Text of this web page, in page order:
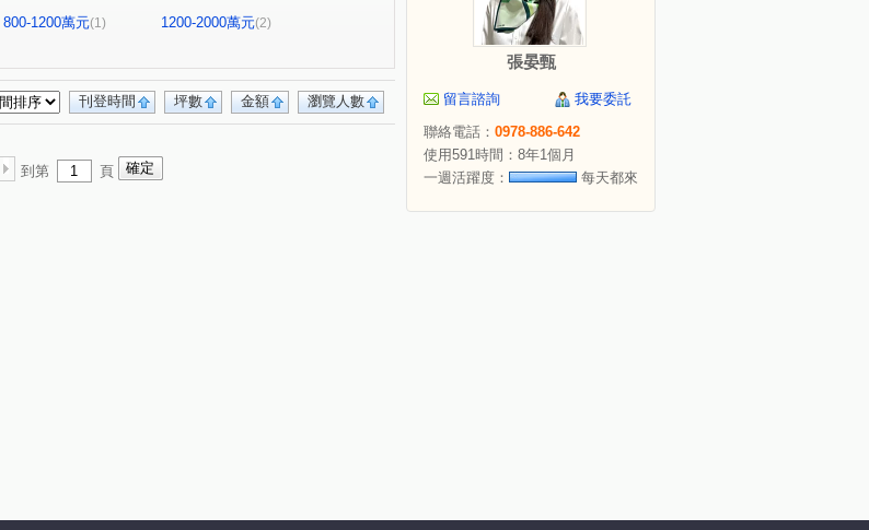
800-1200萬元(1) 1200-2000萬元(2)
瀏覽人數
金額
坪數
刊登時間
到第 頁
張晏甄
留言諮詢
我要委託
聯絡電話： 0978-886-642
使用591時間：8年1個月
一週活躍度：
每天都來